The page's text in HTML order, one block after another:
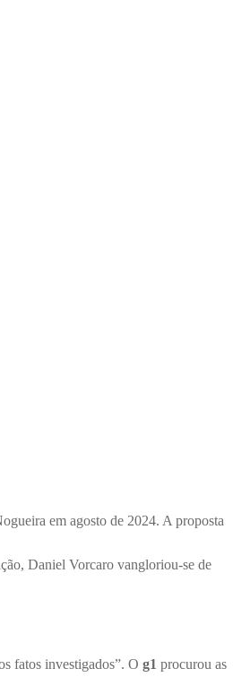
em agosto de 2024. A proposta
Daniel Vorcaro vangloriou-se de
fatos investigados”. O g1 procurou as